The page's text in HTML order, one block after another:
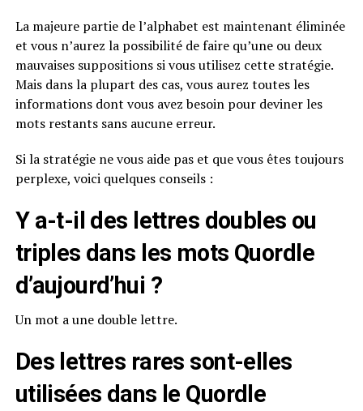
La majeure partie de l’alphabet est maintenant éliminée
et vous n’aurez la possibilité de faire qu’une ou deux
mauvaises suppositions si vous utilisez cette stratégie.
Mais dans la plupart des cas, vous aurez toutes les
informations dont vous avez besoin pour deviner les
mots restants sans aucune erreur.
Si la stratégie ne vous aide pas et que vous êtes toujours
perplexe, voici quelques conseils :
Y a-t-il des lettres doubles ou
triples dans les mots Quordle
d’aujourd’hui ?
Un mot a une double lettre.
Des lettres rares sont-elles
utilisées dans le Quordle